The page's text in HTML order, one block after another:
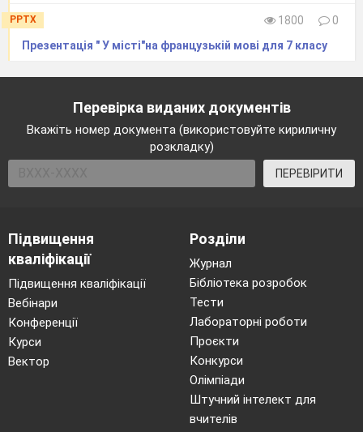
PPTX 1800
0
Презентація " У місті"на французькій мові для 7 класу
Перевірка виданих документів
Вкажіть номер документа (використовуйте кириличну
розкладку)
ПЕРЕВІРИТИ
Підвищення
кваліфікації
Підвищення кваліфікації
Вебінари
Конференції
Курси
Вектор
Розділи
Журнал
Бібліотека розробок
Тести
Лабораторні роботи
Проєкти
Конкурси
Олімпіади
Штучний інтелект для
вчителів